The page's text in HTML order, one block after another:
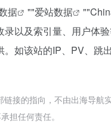
据 ""爱站数据 ""
以及索引量、用户体
如该站的IP、PV、跳
接的指向，不由出海导
担任何责任。